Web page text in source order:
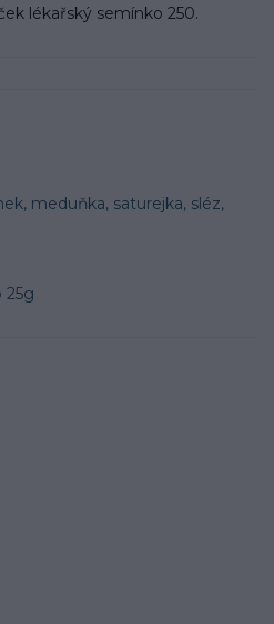
lékařský semínko 250.
meduňka, saturejka, sléz,
25g